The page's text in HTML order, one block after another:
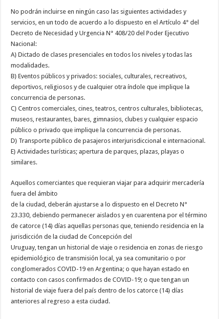
No podrán incluirse en ningún caso las siguientes actividades y
servicios, en un todo de acuerdo a lo dispuesto en el Artículo 4° del
Decreto de Necesidad y Urgencia N° 408/20 del Poder Ejecutivo
Nacional:
A) Dictado de clases presenciales en todos los niveles y todas las
modalidades.
B) Eventos públicos y privados: sociales, culturales, recreativos,
deportivos, religiosos y de cualquier otra índole que implique la
concurrencia de personas.
C) Centros comerciales, cines, teatros, centros culturales, bibliotecas,
museos, restaurantes, bares, gimnasios, clubes y cualquier espacio
público o privado que implique la concurrencia de personas.
D) Transporte público de pasajeros interjurisdiccional e internacional.
E) Actividades turísticas; apertura de parques, plazas, playas o
similares.
Aquellos comerciantes que requieran viajar para adquirir mercadería
fuera del ámbito
de la ciudad, deberán ajustarse a lo dispuesto en el Decreto N°
23.330, debiendo permanecer aislados y en cuarentena por el término
de catorce (14) días aquellas personas que, teniendo residencia en la
jurisdicción de la ciudad de Concepción del
Uruguay, tengan un historial de viaje o residencia en zonas de riesgo
epidemiológico de transmisión local, ya sea comunitario o por
conglomerados COVID-19 en Argentina; o que hayan estado en
contacto con casos confirmados de COVID-19; o que tengan un
historial de viaje fuera del país dentro de los catorce (14) días
anteriores al regreso a esta ciudad.